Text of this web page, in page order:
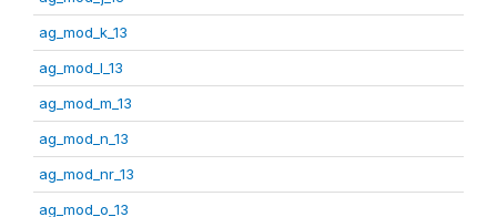
ag_mod_k_13
ag_mod_l_13
ag_mod_m_13
ag_mod_n_13
ag_mod_nr_13
ag_mod_o_13